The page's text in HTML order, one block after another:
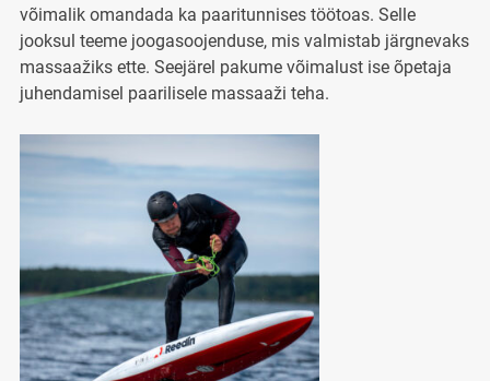
võimalik omandada ka paaritunnises töötoas. Selle
jooksul teeme joogasoojenduse, mis valmistab järgnevaks
massaažiks ette. Seejärel pakume võimalust ise õpetaja
juhendamisel paarilisele massaaži teha.